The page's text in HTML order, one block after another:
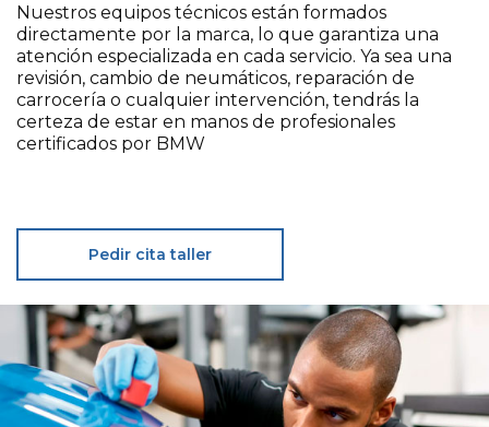
Nuestros equipos técnicos están formados
directamente por la marca, lo que garantiza una
atención especializada en cada servicio. Ya sea una
revisión, cambio de neumáticos, reparación de
carrocería o cualquier intervención, tendrás la
certeza de estar en manos de profesionales
certificados por BMW
Pedir cita taller